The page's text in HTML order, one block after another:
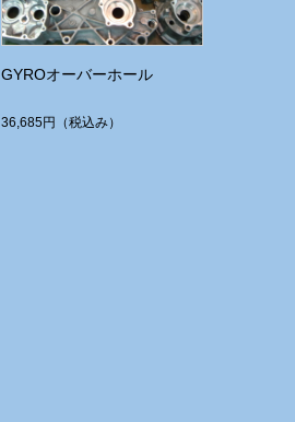
GYROオーバーホール
36,685円 （税込み）